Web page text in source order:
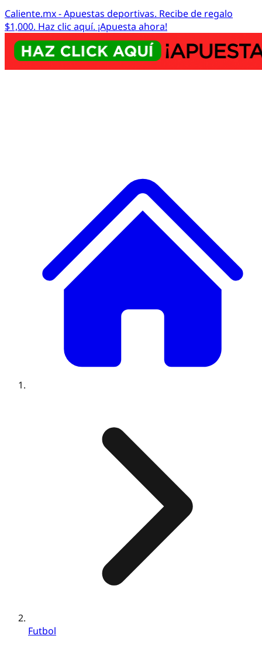
Caliente.mx - Apuestas deportivas. Recibe de regalo
$1,000. Haz clic aquí. ¡Apuesta ahora!
Futbol